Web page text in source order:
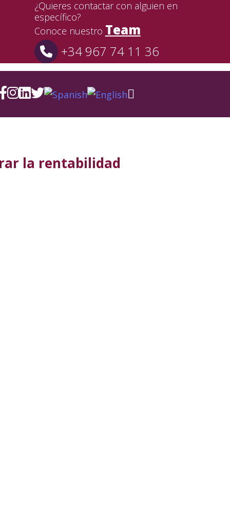
¿Quieres contactar con alguien en
específico?
Conoce nuestro Team
+34 967 74 11 36
la rentabilidad